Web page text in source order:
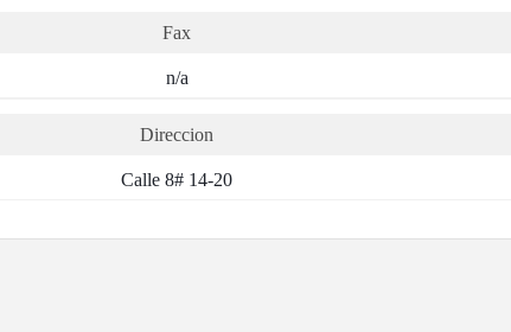
Fax
n/a
Direccion
Calle 8# 14-20